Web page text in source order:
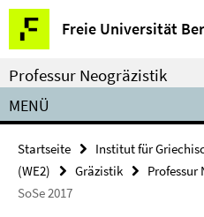
Springe
direkt
zu
Inhalt
Freie Universität
Service-
Navigation
Professur Neogräzistik
MENÜ
Startseite
Institut für
(WE2)
Gräzistik Professur
SoSe 2017